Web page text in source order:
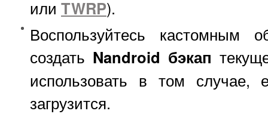
или TWRP).
Воспользуйтесь кастомным
создать Nandroid бэкап
использовать в том случае,
загрузится.